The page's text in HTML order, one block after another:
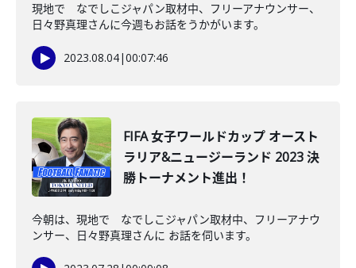
現地で なでしこジャパン取材中、フリーアナウンサー、
日々野真理さんに今週もお話をうかがいます。
2023.08.04|00:07:46
FIFA 女子ワールドカップ オースト
ラリア&ニュージーランド 2023 決
勝トーナメント進出！
今朝は、現地で なでしこジャパン取材中、フリーアナウ
ンサー、日々野真理さんに お話を伺います。